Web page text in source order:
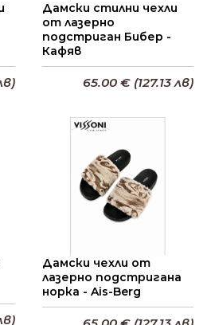
Дамски стилни чехли
от лазерно
подстриган Бибер -
Кафяв
Добави в кошницата
65.00 € (127.13 лв)
Дамски чехли от
лазерно подстригана
норка - Ais-Berg